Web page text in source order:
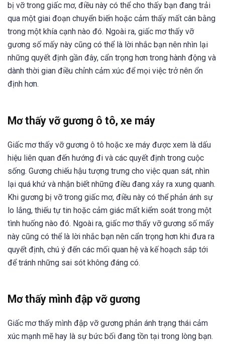
bị vỡ trong giấc mơ, điều này có thể cho thấy bạn đang trải
qua một giai đoạn chuyển biến hoặc cảm thấy mất cân bằng
trong một khía cạnh nào đó. Ngoài ra, giấc mơ thấy vỡ
gương số mấy này cũng có thể là lời nhắc bạn nên nhìn lại
những quyết định gần đây, cẩn trọng hơn trong hành động và
dành thời gian điều chỉnh cảm xúc để mọi việc trở nên ổn
định hơn.
Mơ thấy vỡ gương ô tô, xe máy
Giấc mơ thấy vỡ gương ô tô hoặc xe máy được xem là dấu
hiệu liên quan đến hướng đi và các quyết định trong cuộc
sống. Gương chiếu hậu tượng trưng cho việc quan sát, nhìn
lại quá khứ và nhận biết những điều đang xảy ra xung quanh.
Khi gương bị vỡ trong giấc mơ, điều này có thể phản ánh sự
lo lắng, thiếu tự tin hoặc cảm giác mất kiểm soát trong một
tình huống nào đó. Ngoài ra, giấc mơ thấy vỡ gương số mấy
này cũng có thể là lời nhắc bạn nên cẩn trọng hơn khi đưa ra
quyết định, chú ý đến các mối quan hệ và kế hoạch sắp tới
để tránh những sai sót không đáng có.
Mơ thấy mình đập vỡ gương
Giấc mơ thấy mình đập vỡ gương phản ánh trạng thái cảm
xúc mạnh mẽ hay là sự bức bối đang tồn tại trong lòng bạn.